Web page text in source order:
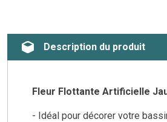
Description du produit
Fleur Flottante Artificielle
- Idéal pour décorer votre